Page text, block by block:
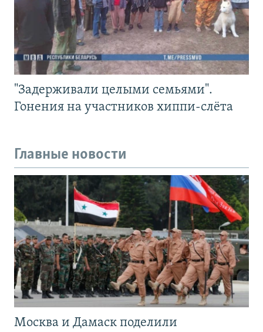
"Задерживали целыми семьями".
Гонения на участников хиппи-слёта
Главные новости
Москва и Дамаск поделили